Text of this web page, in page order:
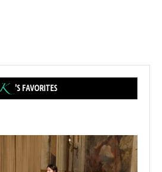
'S FAVORITES